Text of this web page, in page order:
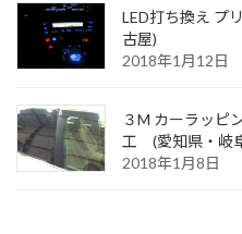
LED打ち換え プ
古屋)
2018年1月12日
３M カーラッピ
工 (愛知県・岐
2018年1月8日